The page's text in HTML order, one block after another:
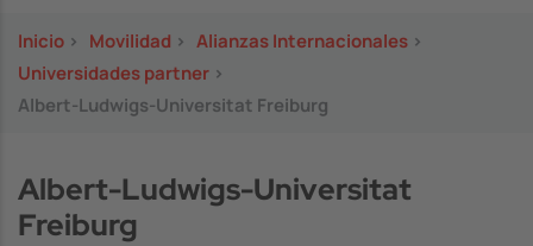
Inicio > Movilidad > Alianzas Internacionales >
Universidades partner >
Albert-Ludwigs-Universitat Freiburg
Albert-Ludwigs-Universitat
Freiburg